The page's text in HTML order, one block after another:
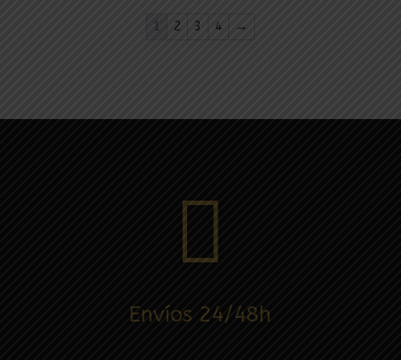
1 2 3 4 →

Envíos 24/48h